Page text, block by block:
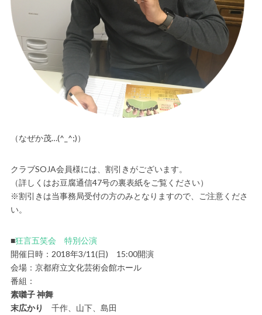
（なぜか茂…(^_^;)）
クラブSOJA会員様には、割引きがございます。
（詳しくはお豆腐通信47号の裏表紙をご覧ください）
※割引きは当事務局受付の方のみとなりますので、ご注意くださ
い。
■狂言五笑会 特別公演
開催日時：2018年3/11(日) 15:00開演
会場：京都府立文化芸術会館ホール
番組：
素囃子 神舞
末広かり
千作、山下、島田